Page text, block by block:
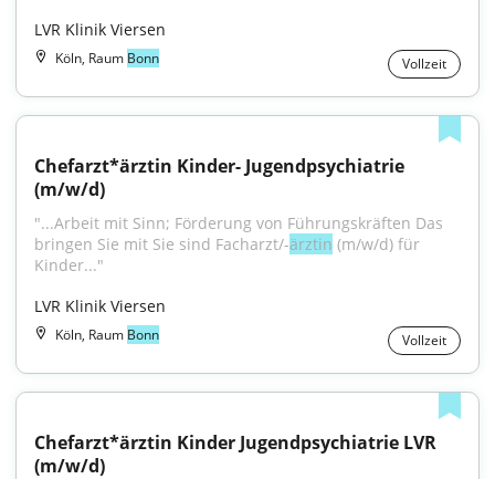
LVR Klinik Viersen
Köln, Raum Bonn Vollzeit
Chefarzt*ärztin Kinder- Jugendpsychiatrie
(m/w/d)
"...Arbeit mit Sinn; Förderung von Führungskräften Das
bringen Sie mit Sie sind Facharzt/-ärztin (m/w/d) für
Kinder..."
LVR Klinik Viersen
Köln, Raum Bonn Vollzeit
Chefarzt*ärztin Kinder Jugendpsychiatrie LVR
(m/w/d)